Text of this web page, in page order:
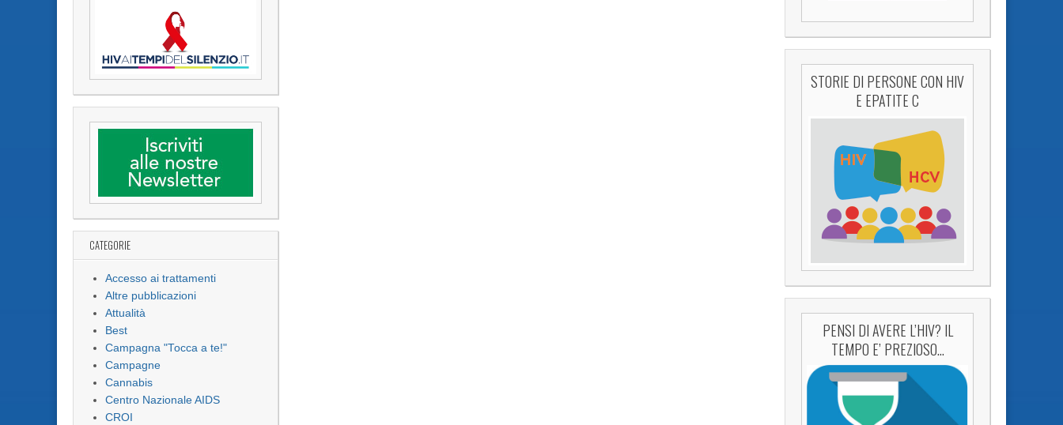
CATEGORIE
Accesso ai trattamenti
Altre pubblicazioni
Attualità
Best
Campagna "Tocca a te!"
Campagne
Cannabis
Centro Nazionale AIDS
CROI
STORIE DI PERSONE CON HIV
E EPATITE C
PENSI DI AVERE L’HIV? IL
TEMPO E’ PREZIOSO…